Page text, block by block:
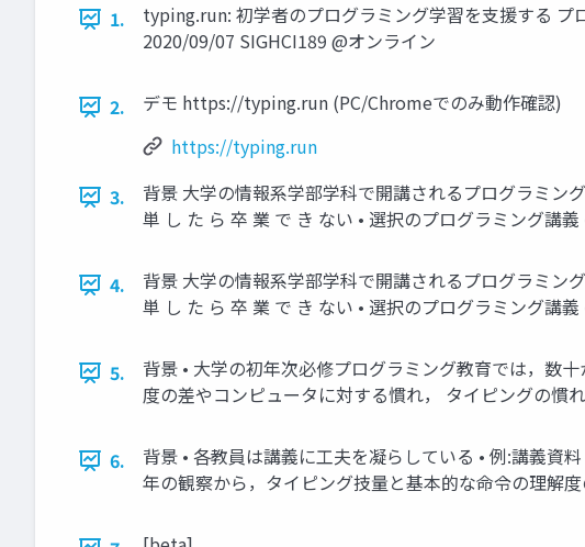
1.
typing.run: 初学者のプログラミング学習を支援する プ
2020/09/07 SIGHCI189 @オンライン
2.
デモ https://typing.run (PC/Chromeでのみ動作確認)
https://typing.run
3.
背景 大学の情報系学部学科で開講されるプログラミン
単 し た ら 卒 業 で き ない • 選択のプログラミング講
4.
背景 大学の情報系学部学科で開講されるプログラミン
単 し た ら 卒 業 で き ない • 選択のプログラミング講
5.
背景 • 大学の初年次必修プログラミング教育では，数
度の差やコンピュータに対する慣れ， タイピングの慣
6.
背景 • 各教員は講義に工夫を凝らしている • 例:講義資
年の観察から，タイピング技量と基本的な命令の理解